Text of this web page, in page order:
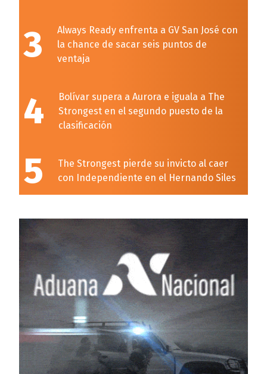
3
Always Ready enfrenta a GV San José con
la chance de sacar seis puntos de
ventaja
4
Bolívar supera a Aurora e iguala a The
Strongest en el segundo puesto de la
clasificación
5
The Strongest pierde su invicto al caer
con Independiente en el Hernando Siles